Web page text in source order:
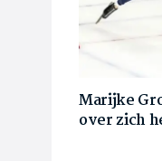
Marijke
over zich